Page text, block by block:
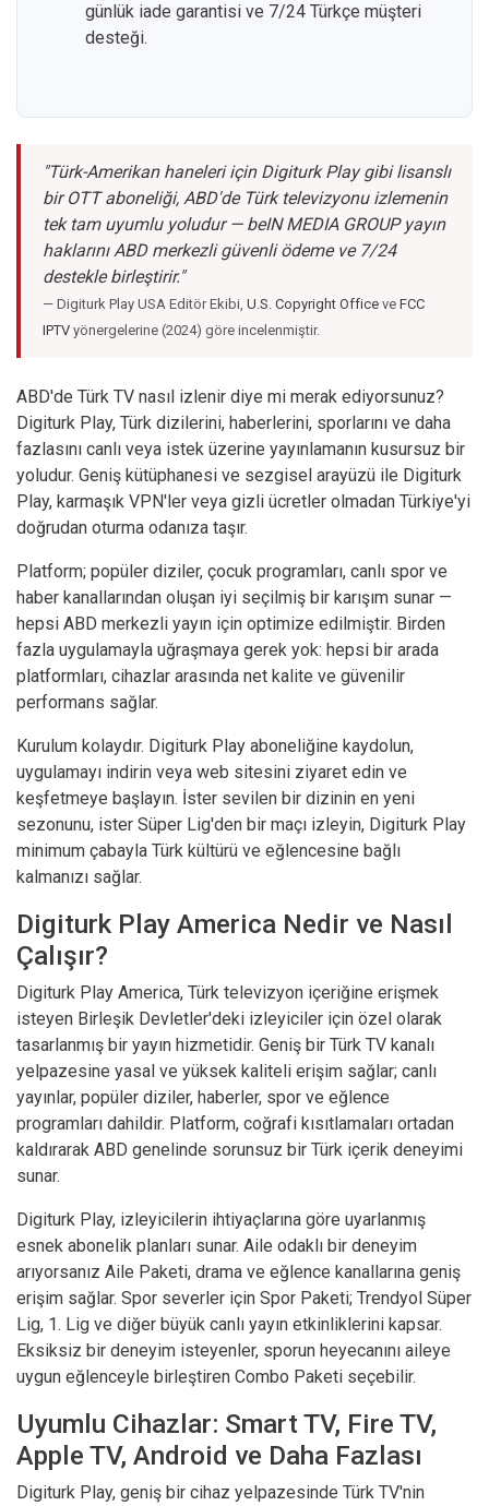
günlük iade garantisi ve 7/24 Türkçe müşteri
desteği.
"Türk-Amerikan haneleri için Digiturk Play gibi lisanslı
bir OTT aboneliği, ABD'de Türk televizyonu izlemenin
tek tam uyumlu yoludur — beIN MEDIA GROUP yayın
haklarını ABD merkezli güvenli ödeme ve 7/24
destekle birleştirir."
— Digiturk Play USA Editör Ekibi, U.S. Copyright Office ve FCC
IPTV yönergelerine (2024) göre incelenmiştir.
ABD'de Türk TV nasıl izlenir diye mi merak ediyorsunuz?
Digiturk Play, Türk dizilerini, haberlerini, sporlarını ve daha
fazlasını canlı veya istek üzerine yayınlamanın kusursuz bir
yoludur. Geniş kütüphanesi ve sezgisel arayüzü ile Digiturk
Play, karmaşık VPN'ler veya gizli ücretler olmadan Türkiye'yi
doğrudan oturma odanıza taşır.
Platform; popüler diziler, çocuk programları, canlı spor ve
haber kanallarından oluşan iyi seçilmiş bir karışım sunar —
hepsi ABD merkezli yayın için optimize edilmiştir. Birden
fazla uygulamayla uğraşmaya gerek yok: hepsi bir arada
platformları, cihazlar arasında net kalite ve güvenilir
performans sağlar.
Kurulum kolaydır. Digiturk Play aboneliğine kaydolun,
uygulamayı indirin veya web sitesini ziyaret edin ve
keşfetmeye başlayın. İster sevilen bir dizinin en yeni
sezonunu, ister Süper Lig'den bir maçı izleyin, Digiturk Play
minimum çabayla Türk kültürü ve eğlencesine bağlı
kalmanızı sağlar.
Digiturk Play America Nedir ve Nasıl
Çalışır?
Digiturk Play America, Türk televizyon içeriğine erişmek
isteyen Birleşik Devletler'deki izleyiciler için özel olarak
tasarlanmış bir yayın hizmetidir. Geniş bir Türk TV kanalı
yelpazesine yasal ve yüksek kaliteli erişim sağlar; canlı
yayınlar, popüler diziler, haberler, spor ve eğlence
programları dahildir. Platform, coğrafi kısıtlamaları ortadan
kaldırarak ABD genelinde sorunsuz bir Türk içerik deneyimi
sunar.
Digiturk Play, izleyicilerin ihtiyaçlarına göre uyarlanmış
esnek abonelik planları sunar. Aile odaklı bir deneyim
arıyorsanız Aile Paketi, drama ve eğlence kanallarına geniş
erişim sağlar. Spor severler için Spor Paketi; Trendyol Süper
Lig, 1. Lig ve diğer büyük canlı yayın etkinliklerini kapsar.
Eksiksiz bir deneyim isteyenler, sporun heyecanını aileye
uygun eğlenceyle birleştiren Combo Paketi seçebilir.
Uyumlu Cihazlar: Smart TV, Fire TV,
Apple TV, Android ve Daha Fazlası
Digiturk Play, geniş bir cihaz yelpazesinde Türk TV'nin